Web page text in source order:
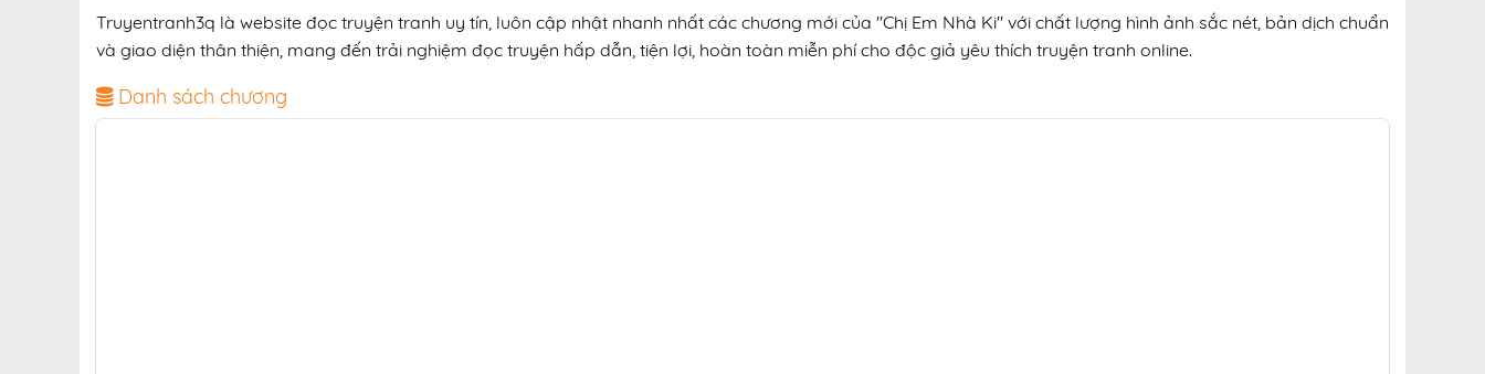
Truyentranh3q là website đọc truyện tranh uy tín, luôn cập nhật nhanh nhất các chương mới của "Chị Em Nhà Ki" với chất lượng hình ảnh sắc nét, bản dịch chuẩn
và giao diện thân thiện, mang đến trải nghiệm đọc truyện hấp dẫn, tiện lợi, hoàn toàn miễn phí cho độc giả yêu thích truyện tranh online.
Danh sách chương